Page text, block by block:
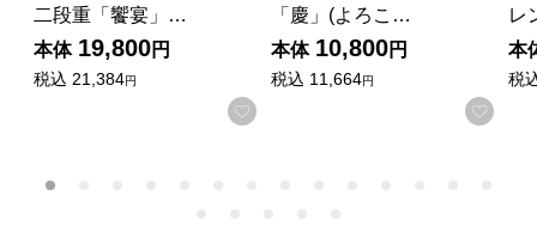
二段重「饗宴」…
本体 19,800円
税込 21,384円
お気に入りに登録する
「慶」(よろこ…
本体 10,800円
税込 11,664円
お気
レ
本
税